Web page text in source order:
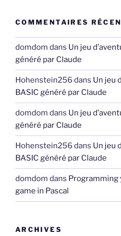
COMMENTAIRES
domdom dans Un jeu
généré par Claude
Hohenstein256 dans Un jeu
BASIC généré par Claude
domdom dans Un jeu
généré par Claude
Hohenstein256 dans Un jeu
BASIC généré par Claude
domdom dans Programming
game in Pascal
ARCHIVES